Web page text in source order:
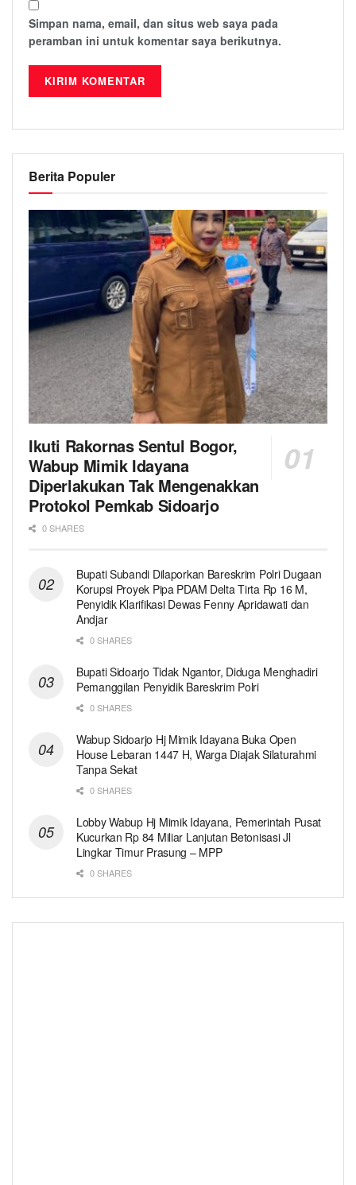
Simpan nama, email, dan situs web saya pada
peramban ini untuk komentar saya berikutnya.
Berita Populer
Ikuti Rakornas Sentul Bogor,
Wabup Mimik Idayana
Diperlakukan Tak Mengenakkan
Protokol Pemkab Sidoarjo
0 SHARES
Bupati Subandi Dilaporkan Bareskrim Polri Dugaan
Korupsi Proyek Pipa PDAM Delta Tirta Rp 16 M,
Penyidik Klarifikasi Dewas Fenny Apridawati dan
Andjar
0 SHARES
Bupati Sidoarjo Tidak Ngantor, Diduga Menghadiri
Pemanggilan Penyidik Bareskrim Polri
0 SHARES
Wabup Sidoarjo Hj Mimik Idayana Buka Open
House Lebaran 1447 H, Warga Diajak Silaturahmi
Tanpa Sekat
0 SHARES
Lobby Wabup Hj Mimik Idayana, Pemerintah Pusat
Kucurkan Rp 84 Miliar Lanjutan Betonisasi Jl
Lingkar Timur Prasung – MPP
0 SHARES